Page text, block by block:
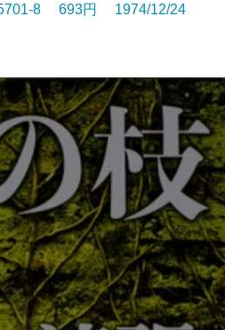
8 693円 1974/12/24